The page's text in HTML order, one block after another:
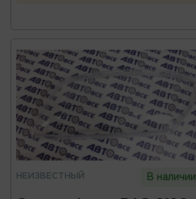
НЕИЗВЕСТНЫЙ В наличии